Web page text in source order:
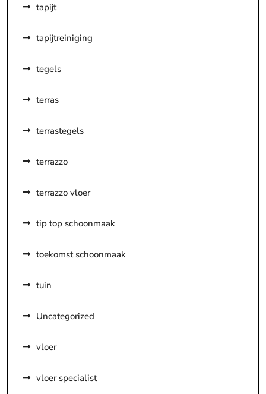
tapijt
tapijtreiniging
tegels
terras
terrastegels
terrazzo
terrazzo vloer
tip top schoonmaak
toekomst schoonmaak
tuin
Uncategorized
vloer
vloer specialist